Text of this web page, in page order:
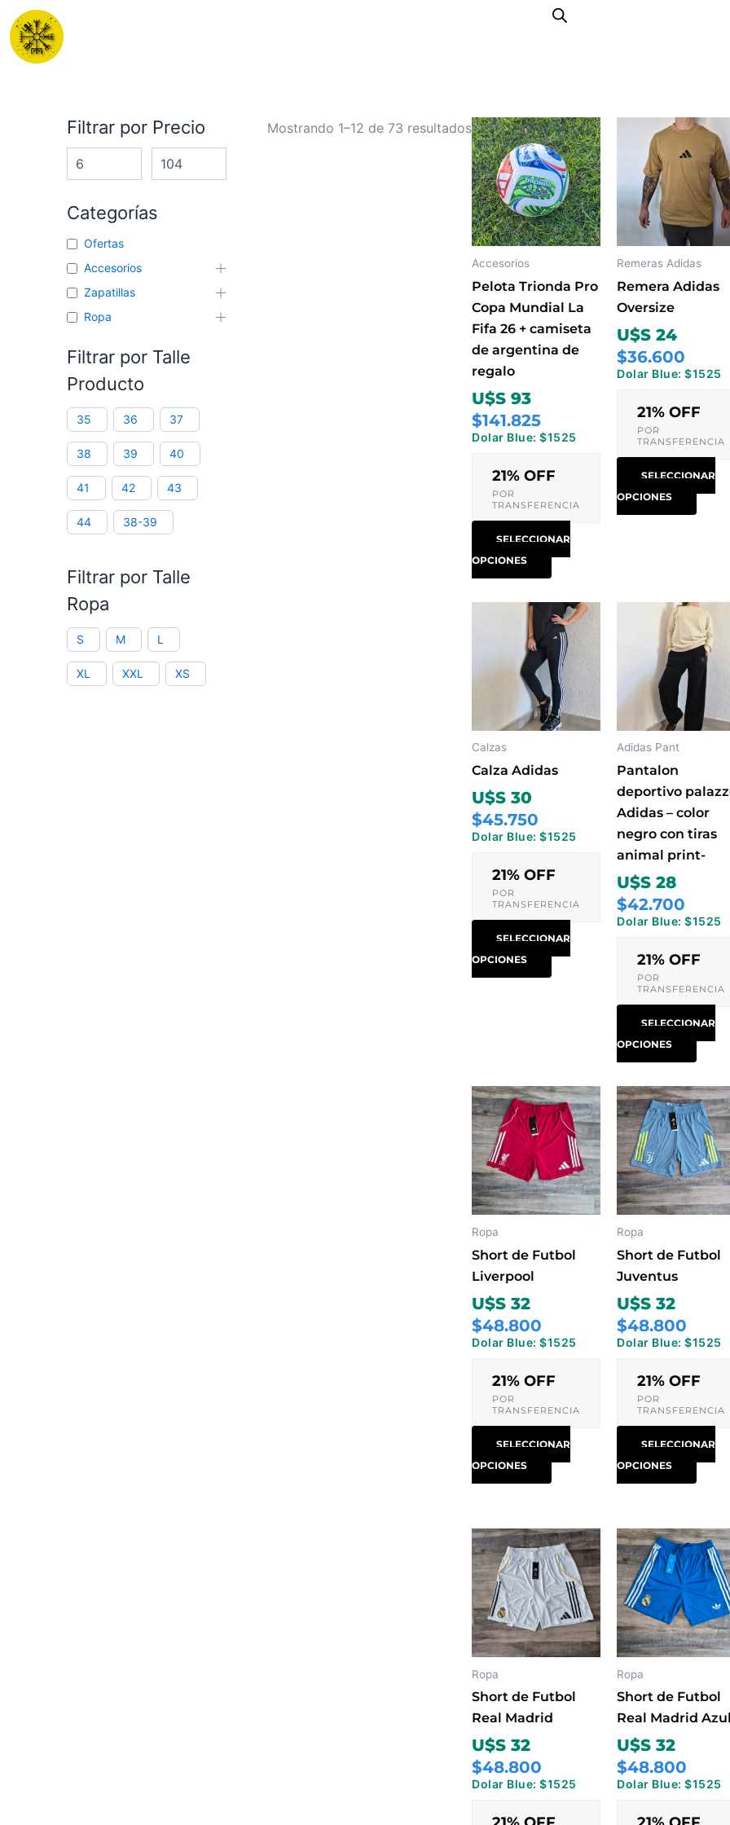
contenido
Filtrar por Precio
Categorías
Ofertas
Accesorios
Zapatillas
Ropa
Filtrar por Talle
Producto
35 36 37
38 39 40
41 42 43
44 38-39
Filtrar por Talle
Ropa
S M L
XL XXL XS
Mostrando 1–12 de 73 resultadosOrdenado
por
los
últimos
Accesorios
Pelota Trionda Pro
Copa Mundial La
Fifa 26 + camiseta
de argentina de
regalo
U$S 93
$141.825
Dolar Blue: $1525
21% OFF
POR
TRANSFERENCIA
SELECCIONAR
OPCIONES
Este
producto
tiene
múltiples
variantes.
Las
Remeras Adidas
Remera Adidas
Oversize
U$S 24
$36.600
Dolar Blue: $1525
21% OFF
POR
TRANSFERENCIA
SELECCIONAR
OPCIONES
Este
tiene
Las
página
de
Calzas
Calza Adidas
U$S 30
$45.750
Dolar Blue: $1525
21% OFF
POR
TRANSFERENCIA
SELECCIONAR
OPCIONES
Este
producto
tiene
múltiples
variantes.
Las
la
página
producto
Adidas Pant
Pantalon
deportivo
Adidas – color
negro con tiras
animal print-
U$S 28
$42.700
Dolar Blue: $1525
21% OFF
POR
TRANSFERENCIA
SELECCIONAR
OPCIONES
Este
tiene
Las
Ropa
Short de Futbol
Liverpool
U$S 32
$48.800
Dolar Blue: $1525
21% OFF
POR
TRANSFERENCIA
SELECCIONAR
OPCIONES
Este
producto
tiene
múltiples
variantes.
Las
página
de
Ropa
Short de Futbol
Juventus
U$S 32
$48.800
Dolar Blue: $1525
21% OFF
POR
TRANSFERENCIA
SELECCIONAR
OPCIONES
Este
tiene
Las
página
de
Ropa
Short de Futbol
Real Madrid
U$S 32
$48.800
Dolar Blue: $1525
Este
producto
tiene
múltiples
variantes.
Las
página
de
Ropa
Short de Futbol
Real Madrid Azul
U$S 32
$48.800
Dolar Blue: $1525
Este
tiene
Las
página
de